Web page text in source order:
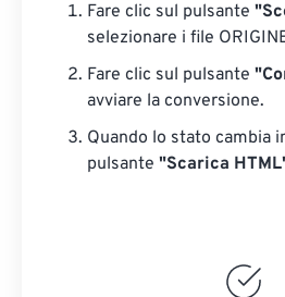
Fare clic sul pulsante
selezionare i file
Fare clic sul pulsante
avviare la conversione.
Quando lo stato cambia
pulsante "Scarica